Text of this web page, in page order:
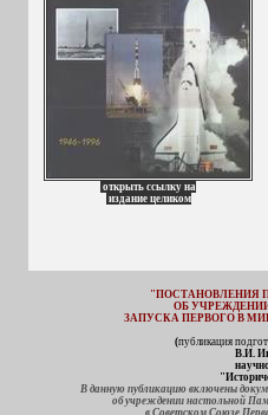
открыть ссылку на
издание целиком
"ПОСТАНОВЛЕНИЯ
ОБ
ЗАПУСКА ПЕРВОГО В
(публикация
В.И.
В данную публикацию включены
об учреждении настольной
в Советском Союзе